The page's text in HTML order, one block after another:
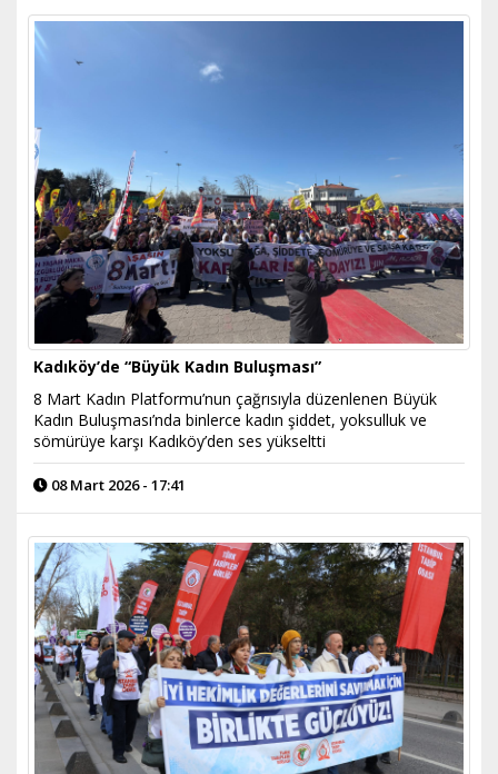
Kadıköy’de “Büyük Kadın Buluşması”
8 Mart Kadın Platformu’nun çağrısıyla düzenlenen Büyük
Kadın Buluşması’nda binlerce kadın şiddet, yoksulluk ve
sömürüye karşı Kadıköy’den ses yükseltti
08 Mart 2026 - 17:41